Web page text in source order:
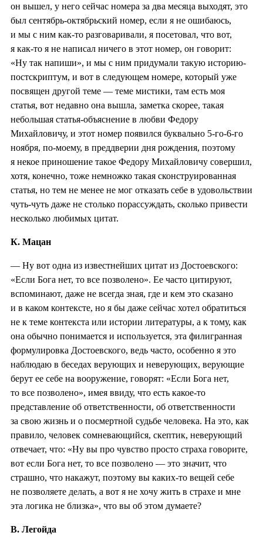
он вышел, у него сейчас номера за два месяца выходят, это
был сентябрь-октябрьский номер, если я не ошибаюсь,
и мы с ним как-то разговаривали, я посетовал, что вот,
я как-то я не написал ничего в этот номер, он говорит:
«Ну так напиши», и мы с ним придумали такую историю-
постскриптум, и вот в следующем номере, который уже
посвящен другой теме — теме мистики, там есть моя
статья, вот недавно она вышла, заметка скорее, такая
небольшая статья-объяснение в любви Федору
Михайловичу, и этот номер появился буквально 5-го-6-го
ноября, по-моему, в преддверии дня рождения, поэтому
я некое приношение такое Федору Михайловичу совершил,
хотя, конечно, тоже немножко такая сконструированная
статья, но тем не менее не мог отказать себе в удовольствии
чуть-чуть даже не столько порассуждать, сколько привести
несколько любимых цитат.
К. Мацан
— Ну вот одна из известнейших цитат из Достоевского:
«Если Бога нет, то все позволено». Ее часто цитируют,
вспоминают, даже не всегда зная, где и кем это сказано
и в каком контексте, но я бы даже сейчас хотел обратиться
не к теме контекста или истории литературы, а к тому, как
она обычно понимается и используется, эта филигранная
формулировка Достоевского, ведь часто, особенно я это
наблюдаю в беседах верующих и неверующих, верующие
берут ее себе на вооружение, говорят: «Если Бога нет,
то все позволено», имея ввиду, что есть какое-то
представление об ответственности, об ответственности
за свою жизнь и о посмертной судьбе человека. На это, как
правило, человек сомневающийся, скептик, неверующий
отвечает, что: «Ну вы про чувство просто страха говорите,
вот если Бога нет, то все позволено — это значит, что
страшно, что накажут, поэтому вы каких-то вещей себе
не позволяете делать, а вот я не хочу жить в страхе и мне
эта логика не близка», что вы об этом думаете?
В. Легойда